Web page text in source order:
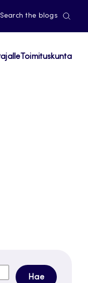
Search the blogs
Toimituskunta